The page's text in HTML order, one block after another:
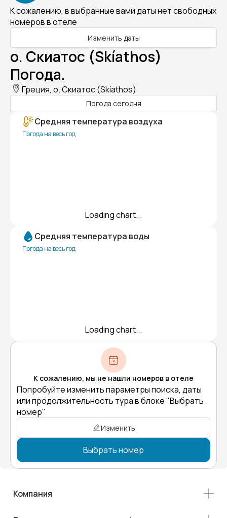
К сожалению, в выбранные вами даты нет свободных
номеров в отеле
Изменить даты
о. Скиатос (Skíathos)
Погода.
Греция, о. Скиатос (Skíathos)
Погода сегодня
Средняя температура воздуха
Погода на весь год
Loading chart...
Средняя температура воды
Погода на весь год
Loading chart...
К сожалению, мы не нашли номеров в отеле
Попробуйте изменить параметры поиска, даты
или продолжительность тура в блоке "Выбрать
номер"
Изменить
Выбрать номер
Компания